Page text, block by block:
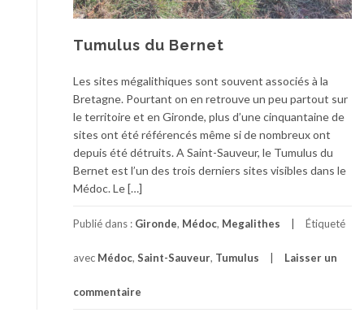
Tumulus du Bernet
Les sites mégalithiques sont souvent associés à la
Bretagne. Pourtant on en retrouve un peu partout sur
le territoire et en Gironde, plus d’une cinquantaine de
sites ont été référencés même si de nombreux ont
depuis été détruits. A Saint-Sauveur, le Tumulus du
Bernet est l’un des trois derniers sites visibles dans le
Médoc. Le […]
Publié dans : Gironde, Médoc, Megalithes Étiqueté
avec Médoc, Saint-Sauveur, Tumulus Laisser un
commentaire